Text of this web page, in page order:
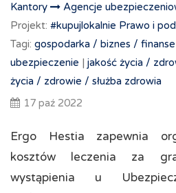
Kantory
Agencje
Projekt: #kupujlokalnie Prawo i
Tagi: gospodarka / biznes / finanse
ubezpieczenie | jakość życia /
życia / zdrowie / służba zdrowia
17 paź 2022
Ergo Hestia zapewnia
kosztów leczenia za
wystąpienia u